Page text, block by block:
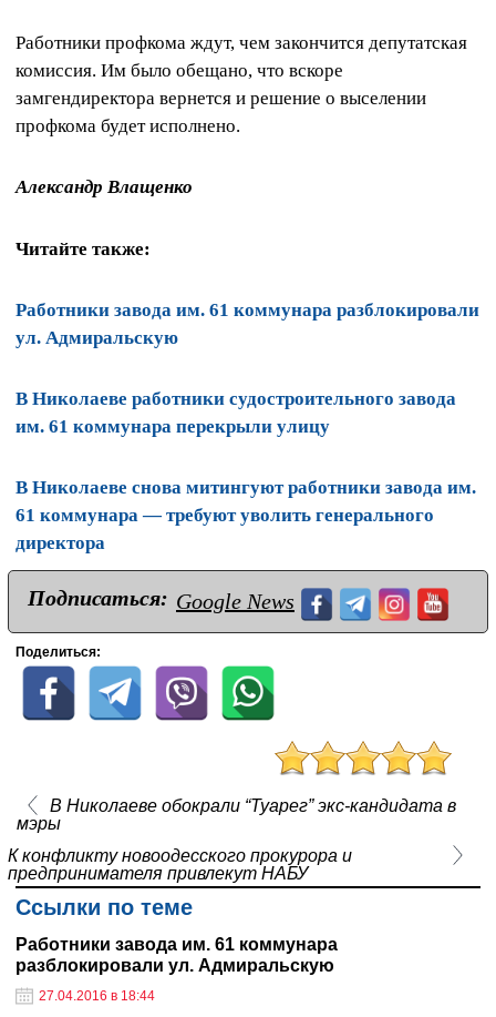
Работники профкома ждут, чем закончится депутатская
комиссия. Им было обещано, что вскоре
замгендиректора вернется и решение о выселении
профкома будет исполнено.
Александр Влащенко
Читайте также:
Работники завода им. 61 коммунара разблокировали
ул. Адмиральскую
В Николаеве работники судостроительного завода
им. 61 коммунара перекрыли улицу
В Николаеве снова митингуют работники завода им.
61 коммунара — требуют уволить генерального
директора
Подписаться: Google News
Поделиться:
В Николаеве обокрали “Туарег” экс-кандидата в
мэры
К конфликту новоодесского прокурора и
предпринимателя привлекут НАБУ
Ссылки по теме
Работники завода им. 61 коммунара
разблокировали ул. Адмиральскую
27.04.2016 в 18:44